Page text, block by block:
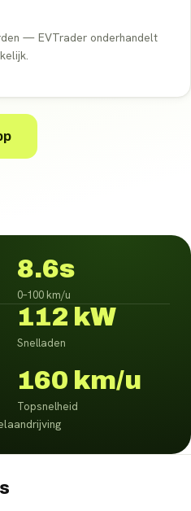
— EVTrader onderhandelt
8.6s
0–100 km/u
112 kW
Snelladen
160 km/u
Topsnelheid